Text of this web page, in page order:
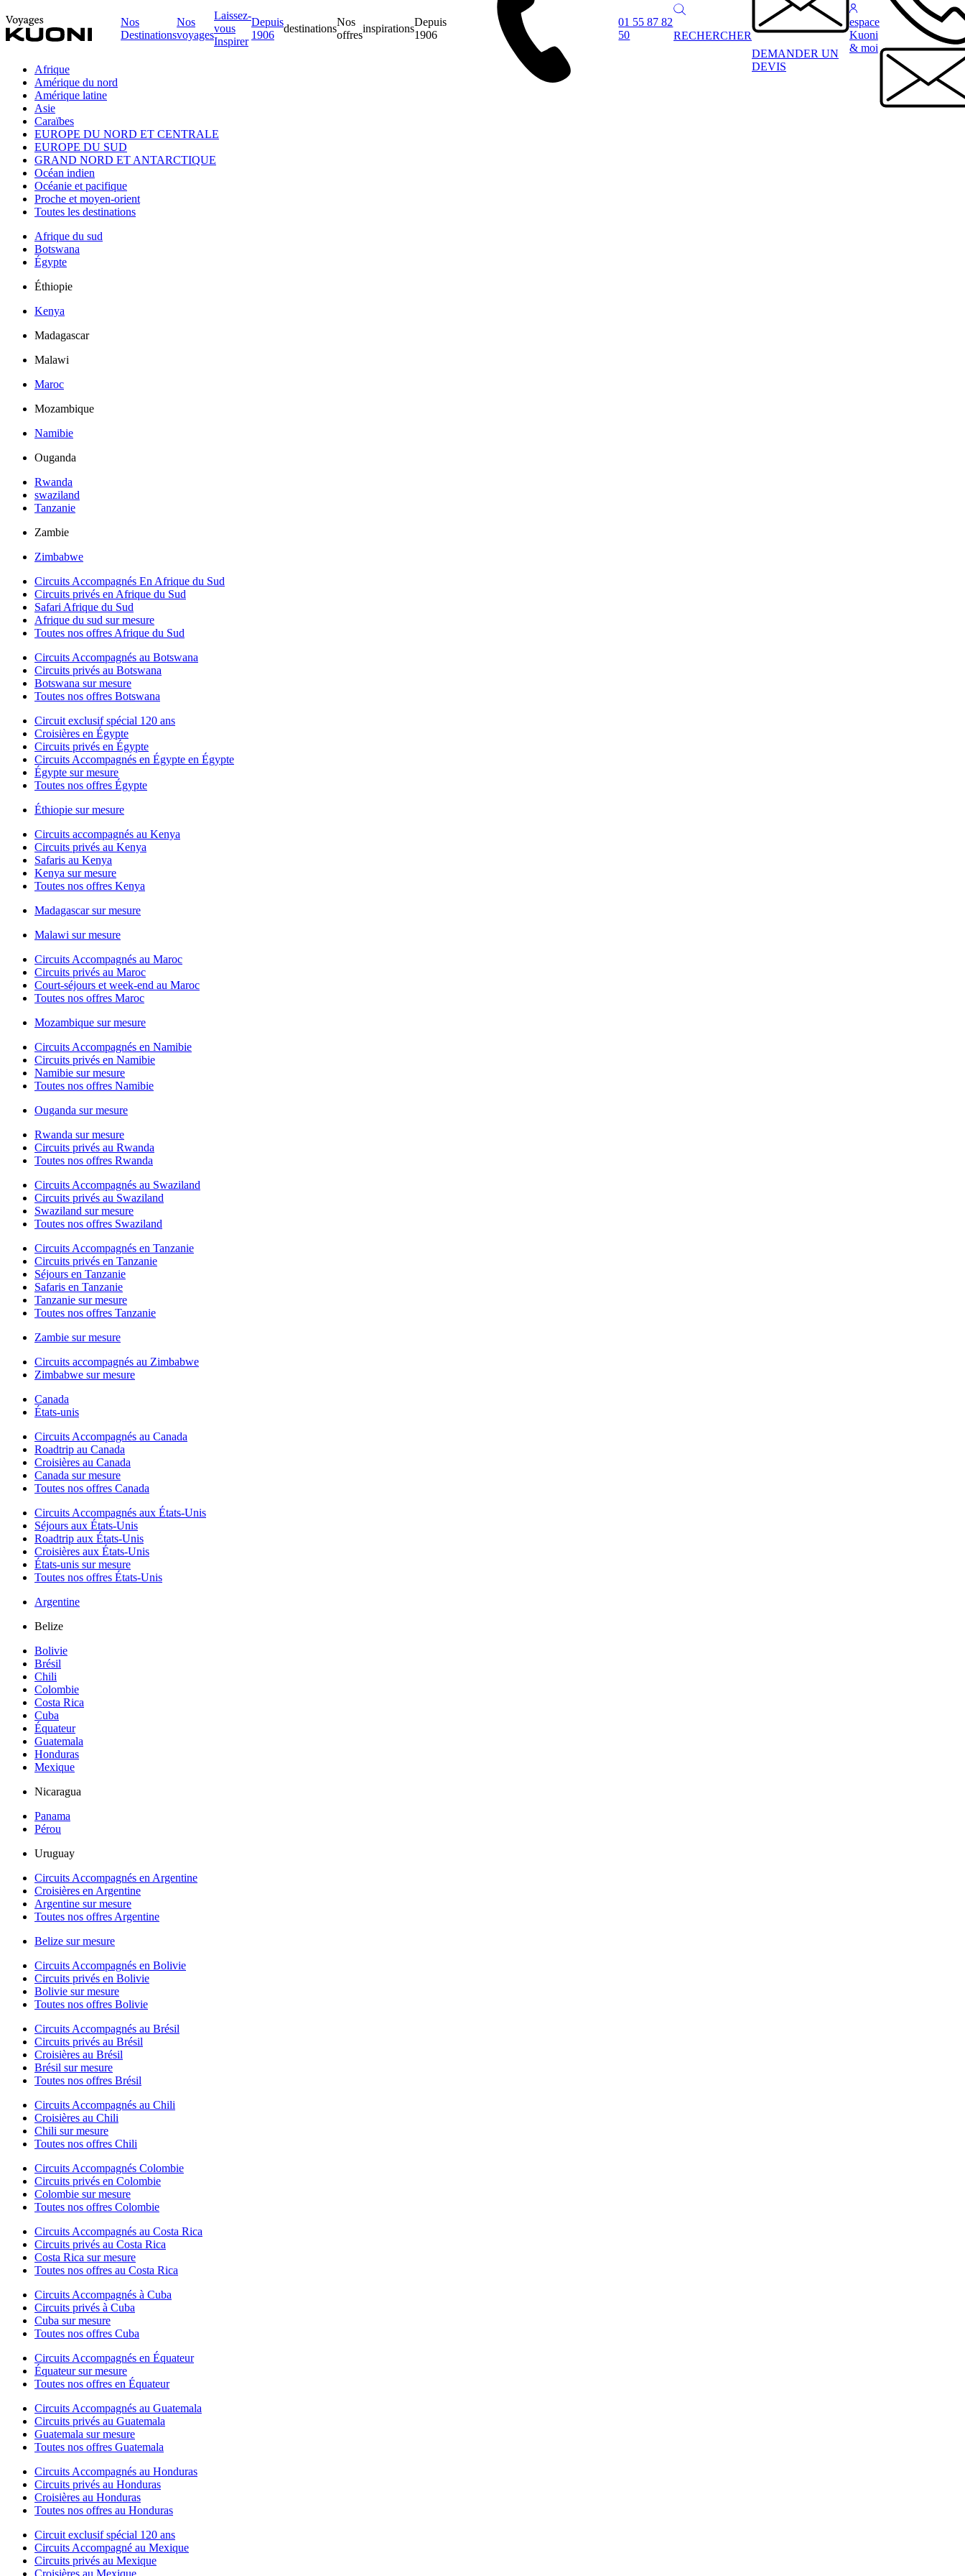
Nos
Destinations
Nos
voyages
Laissez-
vous
Inspirer
Depuis
1906
destinations
Nos
offres
inspirations
Depuis
1906
01 55 87 82
50
RECHERCHER
DEMANDER UN
DEVIS
espace
Kuoni
& moi
Afrique
Amérique du nord
Amérique latine
Asie
Caraïbes
EUROPE DU NORD ET CENTRALE
EUROPE DU SUD
GRAND NORD ET ANTARCTIQUE
Océan indien
Océanie et pacifique
Proche et moyen-orient
Toutes les destinations
Afrique du sud
Botswana
Égypte
Éthiopie
Kenya
Madagascar
Malawi
Maroc
Mozambique
Namibie
Ouganda
Rwanda
swaziland
Tanzanie
Zambie
Zimbabwe
Circuits Accompagnés En Afrique du Sud
Circuits privés en Afrique du Sud
Safari Afrique du Sud
Afrique du sud sur mesure
Toutes nos offres Afrique du Sud
Circuits Accompagnés au Botswana
Circuits privés au Botswana
Botswana sur mesure
Toutes nos offres Botswana
Circuit exclusif spécial 120 ans
Croisières en Égypte
Circuits privés en Égypte
Circuits Accompagnés en Égypte en Égypte
Égypte sur mesure
Toutes nos offres Égypte
Éthiopie sur mesure
Circuits accompagnés au Kenya
Circuits privés au Kenya
Safaris au Kenya
Kenya sur mesure
Toutes nos offres Kenya
Madagascar sur mesure
Malawi sur mesure
Circuits Accompagnés au Maroc
Circuits privés au Maroc
Court-séjours et week-end au Maroc
Toutes nos offres Maroc
Mozambique sur mesure
Circuits Accompagnés en Namibie
Circuits privés en Namibie
Namibie sur mesure
Toutes nos offres Namibie
Ouganda sur mesure
Rwanda sur mesure
Circuits privés au Rwanda
Toutes nos offres Rwanda
Circuits Accompagnés au Swaziland
Circuits privés au Swaziland
Swaziland sur mesure
Toutes nos offres Swaziland
Circuits Accompagnés en Tanzanie
Circuits privés en Tanzanie
Séjours en Tanzanie
Safaris en Tanzanie
Tanzanie sur mesure
Toutes nos offres Tanzanie
Zambie sur mesure
Circuits accompagnés au Zimbabwe
Zimbabwe sur mesure
Canada
États-unis
Circuits Accompagnés au Canada
Roadtrip au Canada
Croisières au Canada
Canada sur mesure
Toutes nos offres Canada
Circuits Accompagnés aux États-Unis
Séjours aux États-Unis
Roadtrip aux États-Unis
Croisières aux États-Unis
États-unis sur mesure
Toutes nos offres États-Unis
Argentine
Belize
Bolivie
Brésil
Chili
Colombie
Costa Rica
Cuba
Équateur
Guatemala
Honduras
Mexique
Nicaragua
Panama
Pérou
Uruguay
Circuits Accompagnés en Argentine
Croisières en Argentine
Argentine sur mesure
Toutes nos offres Argentine
Belize sur mesure
Circuits Accompagnés en Bolivie
Circuits privés en Bolivie
Bolivie sur mesure
Toutes nos offres Bolivie
Circuits Accompagnés au Brésil
Circuits privés au Brésil
Croisières au Brésil
Brésil sur mesure
Toutes nos offres Brésil
Circuits Accompagnés au Chili
Croisières au Chili
Chili sur mesure
Toutes nos offres Chili
Circuits Accompagnés Colombie
Circuits privés en Colombie
Colombie sur mesure
Toutes nos offres Colombie
Circuits Accompagnés au Costa Rica
Circuits privés au Costa Rica
Costa Rica sur mesure
Toutes nos offres au Costa Rica
Circuits Accompagnés à Cuba
Circuits privés à Cuba
Cuba sur mesure
Toutes nos offres Cuba
Circuits Accompagnés en Équateur
Équateur sur mesure
Toutes nos offres en Équateur
Circuits Accompagnés au Guatemala
Circuits privés au Guatemala
Guatemala sur mesure
Toutes nos offres Guatemala
Circuits Accompagnés au Honduras
Circuits privés au Honduras
Croisières au Honduras
Toutes nos offres au Honduras
Circuit exclusif spécial 120 ans
Circuits Accompagné au Mexique
Circuits privés au Mexique
Croisières au Mexique